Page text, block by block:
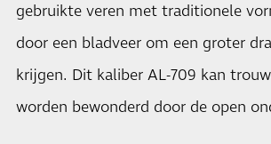
gebruikte veren met traditionele
door een bladveer om een groter
krijgen. Dit kaliber AL-709 kan
worden bewonderd door de open